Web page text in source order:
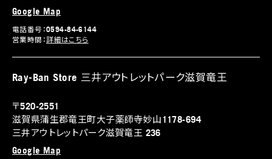
Google Map
電話番号：0594-84-6144
営業時間：詳細はこちら
Ray-Ban Store 三井アウトレットパーク滋賀竜王
〒520-2551
滋賀県蒲生郡竜王町大子薬師寺妙山1178-694
三井アウトレットパーク滋賀竜王 236
Google Map